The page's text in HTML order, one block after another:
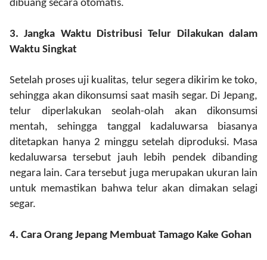
dibuang secara otomatis.
3.Jangka Waktu Distribusi Telur Dilakukandalam
Waktu Singkat
Setelah proses uji kualitas, telur segera dikirim ke toko,
sehingga akan dikonsumsi saat masih segar. Di Jepang,
telur diperlakukan seolah-olah akan dikonsumsi
mentah, sehingga tanggal kadaluwarsa biasanya
ditetapkan hanya 2 minggu setelah diproduksi. Masa
kedaluwarsa tersebut jauh lebih pendek dibanding
negara lain. Cara tersebut juga merupakan ukuran lain
untuk memastikan bahwa telur akan dimakan selagi
segar.
4. Cara Orang Jepang Membuat Tamago Kake Gohan